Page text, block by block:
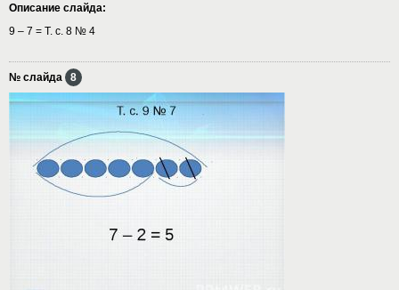
Описание слайда:
9 – 7 = Т. с. 8 № 4
№ слайда 8